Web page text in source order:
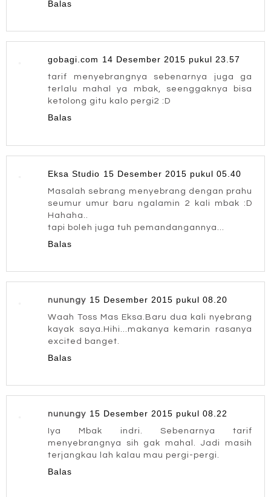
Balas
gobagi.com 14 Desember 2015 pukul 23.57
tarif menyebrangnya sebenarnya juga ga
terlalu mahal ya mbak, seenggaknya bisa
ketolong gitu kalo pergi2 :D
Balas
Eksa Studio 15 Desember 2015 pukul 05.40
Masalah sebrang menyebrang dengan prahu
seumur umur baru ngalamin 2 kali mbak :D
Hahaha..
tapi boleh juga tuh pemandangannya...
Balas
nunungy 15 Desember 2015 pukul 08.20
Waah Toss Mas Eksa.Baru dua kali nyebrang
kayak saya.Hihi...makanya kemarin rasanya
excited banget.
Balas
nunungy 15 Desember 2015 pukul 08.22
Iya Mbak indri. Sebenarnya tarif
menyebrangnya sih gak mahal. Jadi masih
terjangkau lah kalau mau pergi-pergi.
Balas